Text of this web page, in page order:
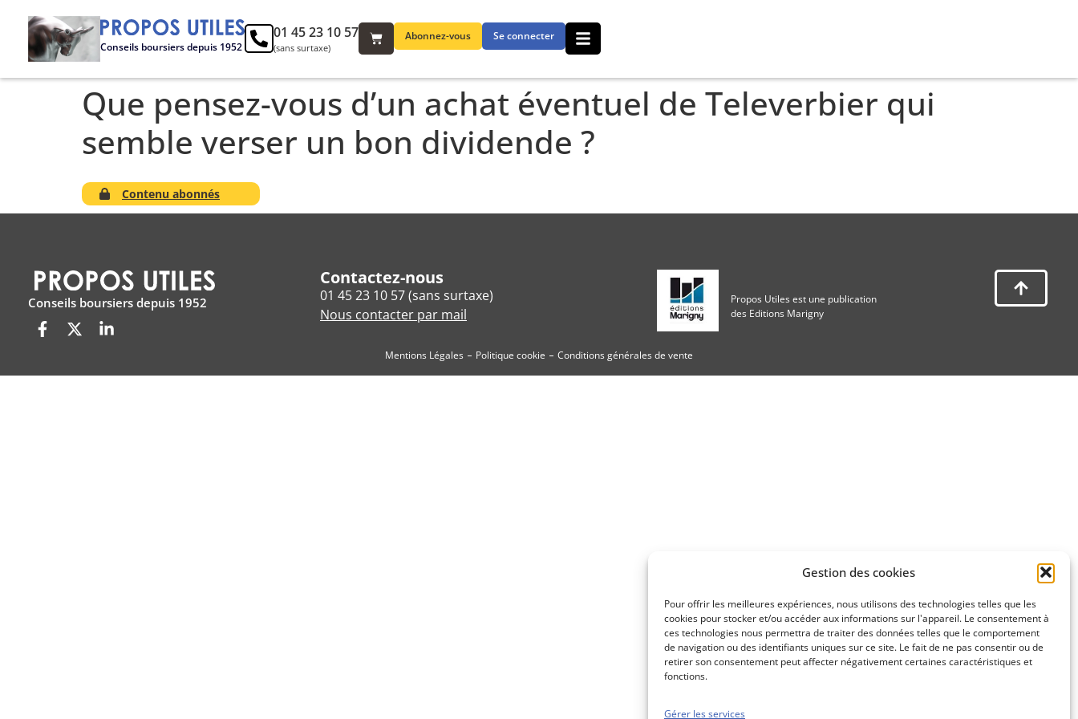
Gestion des cookies
Pour offrir les meilleures expériences, nous utilisons des technologies telles que les
cookies pour stocker et/ou accéder aux informations sur l'appareil. Le consentement à
ces technologies nous permettra de traiter des données telles que le comportement
de navigation ou des identifiants uniques sur ce site. Le fait de ne pas consentir ou de
retirer son consentement peut affecter négativement certaines caractéristiques et
fonctions.
Gérer les services
Conseils boursiers depuis 1952
Abonnez-vous Se connecter
01 45 23 10 57
(sans surtaxe)
Que pensez-vous d’un achat éventuel de Televerbier qui
semble verser un bon dividende ?
Contenu abonnés
Conseils boursiers depuis 1952
Contactez-nous
01 45 23 10 57 (sans surtaxe)
Nous contacter par mail
Propos Utiles est une publication
des Editions Marigny
Mentions Légales Politique cookie Conditions générales de vente